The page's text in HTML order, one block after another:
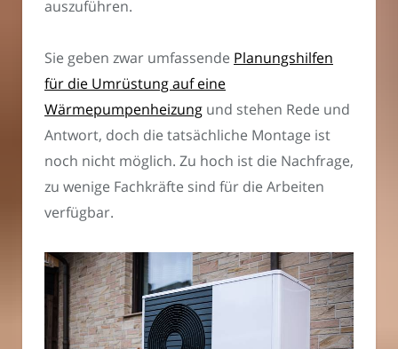
auszuführen.
Sie geben zwar umfassende Planungshilfen
für die Umrüstung auf eine
Wärmepumpenheizung und stehen Rede und
Antwort, doch die tatsächliche Montage ist
noch nicht möglich. Zu hoch ist die Nachfrage,
zu wenige Fachkräfte sind für die Arbeiten
verfügbar.